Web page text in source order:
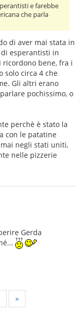
e farebbe
che parla
di aver mai stata in
esperantisti in
ricordono bene, fra i
solo circa 4 che
Gli altri erano
pochissimo, o
perchè è stato la
con le patatine
negli stati uniti,
nelle pizzerie
Gerda
»